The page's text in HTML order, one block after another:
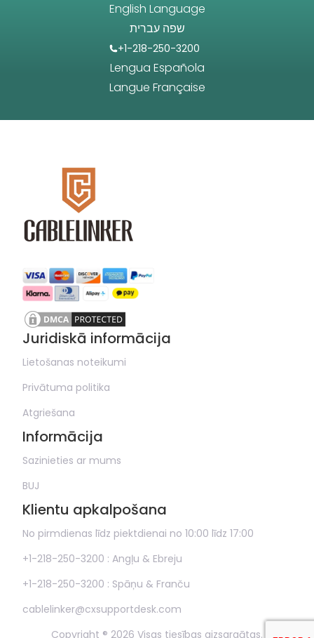
English Language
שפה עברית
+1-218-250-3200
Lengua Española
Langue Française
Juridiskā informācija
Lietošanas noteikumi
Privātuma politika
Atgriešana
Informācija
Sazinieties ar mums
BUJ
Klientu apkalpošana
No pirmdienas līdz piektdienai no 10:00 līdz 17:00
+1-218-250-3200 : Angļu & Ebreju
+1-218-250-3200 : Spāņu & Franču
cablelinker@cxsupportdesk.com
Copyright ® 2026 Visas tiesības aizsargātas.